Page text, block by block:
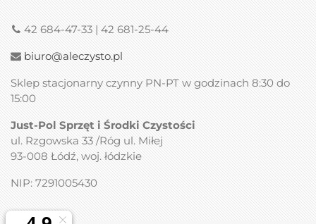
42 684-47-33 | 42 681-25-44
biuro@aleczysto.pl
Sklep stacjonarny czynny PN-PT w godzinach 8:30 do
15:00
Just-Pol Sprzęt i Środki Czystości
ul. Rzgowska 33 /Róg ul. Miłej
93-008 Łódź, woj. łódzkie
NIP: 7291005430